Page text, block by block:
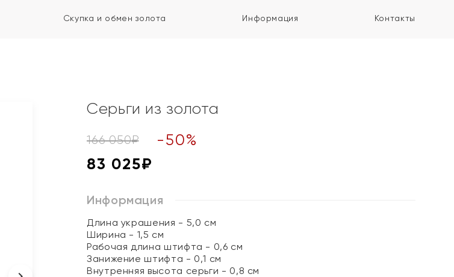
Скупка и обмен золота Информация Контакты
Серьги из золота
166 050₽ -50%
83 025₽
Информация
Длина украшения - 5,0 см
Ширина - 1,5 см
Рабочая длина штифта - 0,6 см
Занижение штифта - 0,1 см
Внутренняя высота серьги - 0,8 см